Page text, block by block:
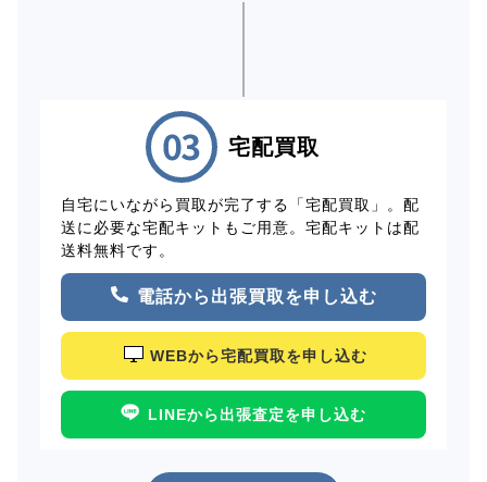
宅配買取
自宅にいながら買取が完了する「宅配買取」。配
送に必要な宅配キットもご用意。宅配キットは配
送料無料です。
電話から出張買取を申し込む
WEBから宅配買取を申し込む
LINEから出張査定を申し込む